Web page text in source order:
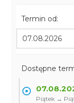
Termin od:
Dostępne
Piątek →